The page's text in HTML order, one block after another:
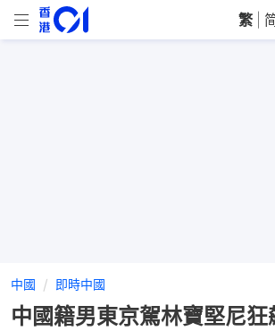
繁
中國 即時中國
中國籍男東京駕林寶堅尼